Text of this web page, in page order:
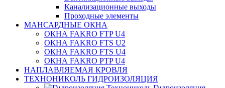
Канализационные выходы
Проходные элементы
МАНСАРДНЫЕ ОКНА
ОКНА FAKRO FTP U4
ОКНА FAKRO FTS U2
ОКНА FAKRO FTS U4
ОКНА FAKRO PTP U4
НАПЛАВЛЯЕМАЯ КРОВЛЯ
ТЕХНОНИКОЛЬ ГИДРОИЗОЛЯЦИЯ